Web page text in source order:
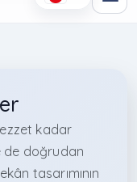
kadar
de doğrudan
tasarımının